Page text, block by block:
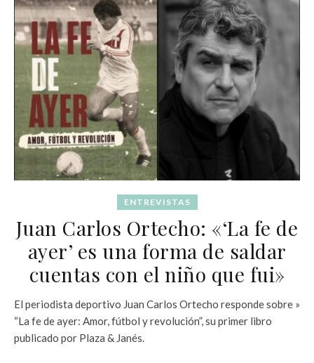
ENTREVISTAS
Juan Carlos Ortecho: «‘La fe de
ayer’ es una forma de saldar
cuentas con el niño que fui»
El periodista deportivo Juan Carlos Ortecho responde sobre »
“La fe de ayer: Amor, fútbol y revolución”, su primer libro
publicado por Plaza & Janés.